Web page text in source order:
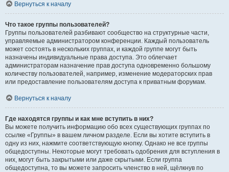
Вернуться к началу
Что такое группы пользователей?
Группы пользователей разбивают сообщество на структурные части,
управляемые администратором конференции. Каждый пользователь
может состоять в нескольких группах, и каждой группе могут быть
назначены индивидуальные права доступа. Это облегчает
администраторам назначение прав доступа одновременно большому
количеству пользователей, например, изменение модераторских прав
или предоставление пользователям доступа к приватным форумам.
Вернуться к началу
Где находятся группы и как мне вступить в них?
Вы можете получить информацию обо всех существующих группах по
ссылке «Группы» в вашем личном разделе. Если вы хотите вступить в
одну из них, нажмите соответствующую кнопку. Однако не все группы
общедоступны. Некоторые могут требовать одобрения для вступления в
них, могут быть закрытыми или даже скрытыми. Если группа
общедоступна, то вы можете запросить членство в ней, щёлкнув по